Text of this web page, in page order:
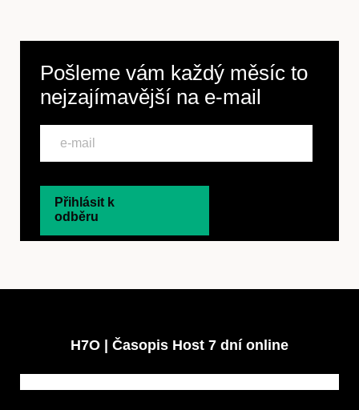
Pošleme vám každý měsíc to
nejzajímavější na e-mail
Přihlásit k
odběru
H7O | Časopis Host 7 dní online